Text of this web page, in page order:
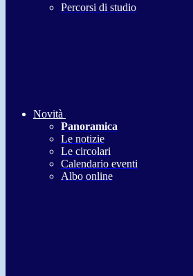
Percorsi di studio
Novità
Panoramica
Le notizie
Le circolari
Calendario eventi
Albo online